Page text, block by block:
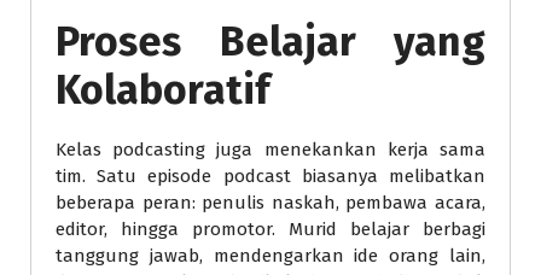
Proses Belajar yang
Kolaboratif
Kelas podcasting juga menekankan kerja sama
tim. Satu episode podcast biasanya melibatkan
beberapa peran: penulis naskah, pembawa acara,
editor, hingga promotor. Murid belajar berbagi
tanggung jawab, mendengarkan ide orang lain,